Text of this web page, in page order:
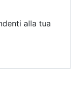
alla tua